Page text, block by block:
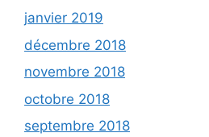
janvier 2019
décembre 2018
novembre 2018
octobre 2018
septembre 2018